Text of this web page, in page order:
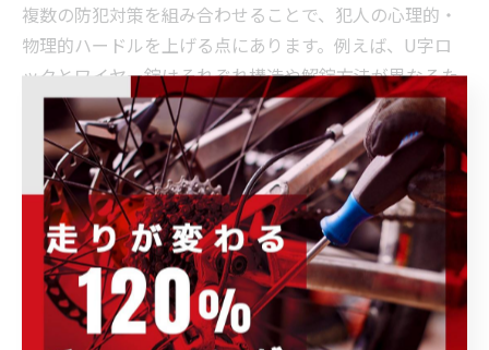
複数の防犯対策を組み合わせることで、犯人の心理的・
物理的ハードルを上げる点にあります。例えば、U字ロ
ックとワイヤー錠はそれぞれ構造や解錠方法が異なるた
め、両方を突破するには専用工具や時間が必要となりま
す。
盗難犯は短時間で作業を終えたいと考えるケースがほと
んどです。そのため、ダブルロックされた自転車は「手
間がかかる」「目立つリスクが高い」と判断され、狙わ
れにくくなります。特に人通りの多い場所や監視カメラ
が設置された駐輪場では、ダブルロックの効果がより高
まります。